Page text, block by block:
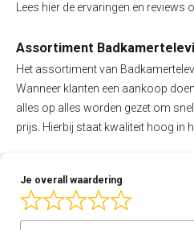
Lees hier de ervaringen en reviews
Assortiment
Het assortiment van
Wanneer klanten een aankoop
alles op alles worden gezet om
prijs. Hierbij staat kwaliteit hoog in
Je overall waardering